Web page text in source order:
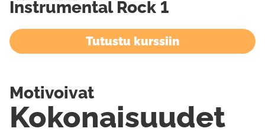
Instrumental Rock 1
Tutustu kurssiin
Kokonaisuudet
Motivoivat